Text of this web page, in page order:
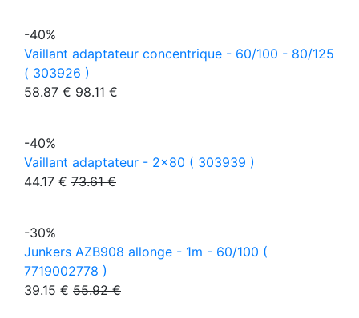
-40%
Vaillant adaptateur concentrique - 60/100 - 80/125
( 303926 )
58.87 € 98.11 €
-40%
Vaillant adaptateur - 2x80 ( 303939 )
44.17 € 73.61 €
-30%
Junkers AZB908 allonge - 1m - 60/100 (
7719002778 )
39.15 € 55.92 €